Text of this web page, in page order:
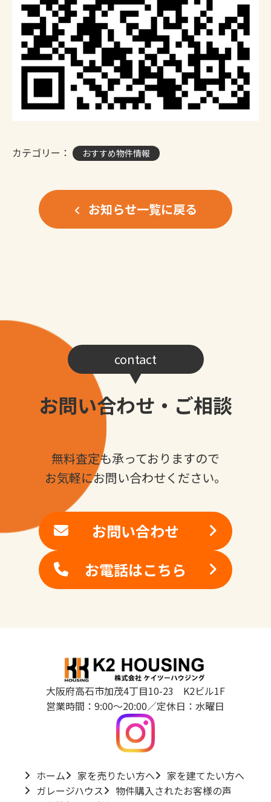
カテゴリー： おすすめ物件情報
お知らせ一覧に戻る
contact
お問い合わせ・ご相談
無料査定も承っておりますので
お気軽にお問い合わせください。
お問い合わせ
お電話はこちら
大阪府高石市加茂4丁目10-23 K2ビル1F
営業時間：9:00～20:00／定休日：水曜日
ホーム 家を売りたい方へ
家を建てたい方へ
ガレージハウス
物件購入されたお客様の声